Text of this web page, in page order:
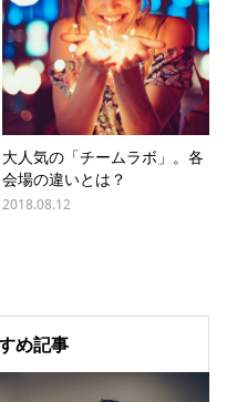
大人気の「チームラボ」。各
会場の違いとは？
2018.08.12
め記事